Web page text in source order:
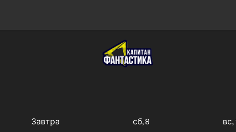
Завтра сб, 8 вс,